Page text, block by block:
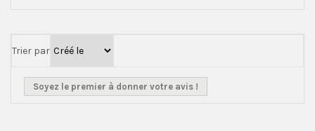
Trier par
Soyez le premier à donner votre avis !